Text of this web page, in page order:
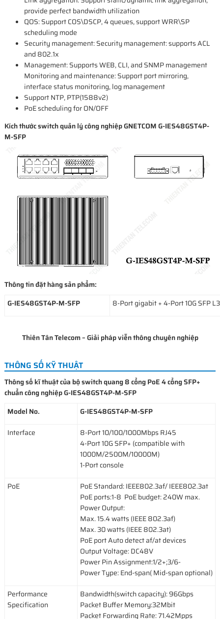
provide perfect bandwidth utilization
QOS: Support COS\DSCP, 4 queues, support WRR\SP
scheduling mode
Security management: Security management: supports ACL
and 802.1x
Management: Supports WEB, CLI, and SNMP management
Monitoring and maintenance: Support port mirroring,
interface status monitoring, log management
Support NTP, PTP(1588v2)
PoE scheduling for ON/OFF
Kích thước switch quản lý công nghiệp GNETCOM G-IES48GST4P-
M-SFP
Thông tin đặt hàng sản phẩm:
G-IES48GST4P-M-SFP
8-Port gigabit + 4-Port 10G SFP
Thiên Tân Telecom – Giải pháp viễn thông chuyên nghiệp
THÔNG SỐ KỸ THUẬT
Thông số kĩ thuật của bộ switch quang 8 cổng PoE 4 cổng SFP+
chuẩn công nghiệp G-IES48GST4P-M-SFP
Model No.
G-IES48GST4P-M-SFP
Interface
8-Port 10/100/1000Mbps RJ45
4-Port 10G SFP+ (compatible with
1000M/2500M/10000M)
1-Port console
PoE
PoE Standard: IEEE802.3af/ IEEE802.3at
PoE ports:1-8 PoE budget: 240W max.
Power Output:
Max. 15.4 watts (IEEE 802.3af)
Max. 30 watts (IEEE 802.3at)
PoE port Auto detect af/at devices
Output Voltage: DC48V
Power Pin Assignment:1/2+;3/6-
Power Type: End-span( Mid-span optional)
Performance
Specification
Bandwidth(switch capacity): 96Gbps
Packet Buffer Memory:32Mbit
Packet Forwarding Rate: 71.42Mpps